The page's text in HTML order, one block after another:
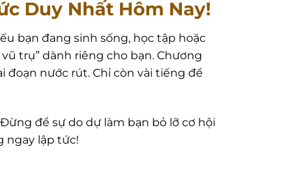
Duy Nhất Hôm Nay!
bạn đang sinh sống, học tập hoặc
trụ” dành riêng cho bạn. Chương
đoạn nước rút. Chỉ còn vài tiếng để
để sự do dự làm bạn bỏ lỡ cơ hội
ngay lập tức!